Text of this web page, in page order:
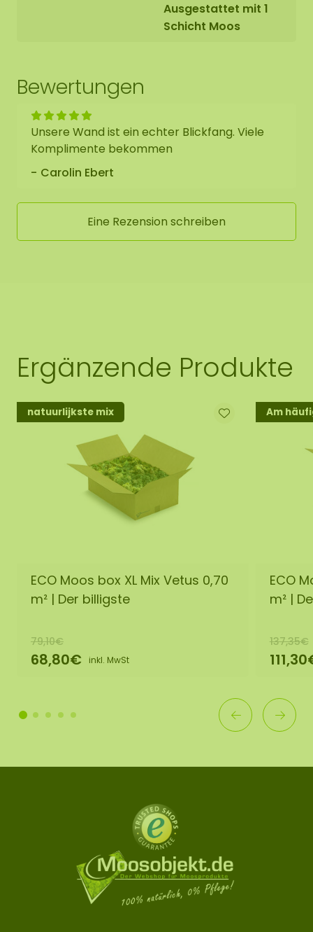
Ausgestattet mit 1
Schicht Moos
Bewertungen
Unsere Wand ist ein echter Blickfang. Viele
Komplimente bekommen
Carolin Ebert
Eine Rezension schreiben
Ergänzende Produkte
natuurlijkste mix
ECO Moos box XL Mix Vetus 0,70
m² | Der billigste
79,10€
68,80€ inkl. MwSt
Am
ECO
m² |
137,35€